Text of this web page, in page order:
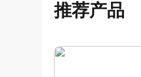
推荐产品